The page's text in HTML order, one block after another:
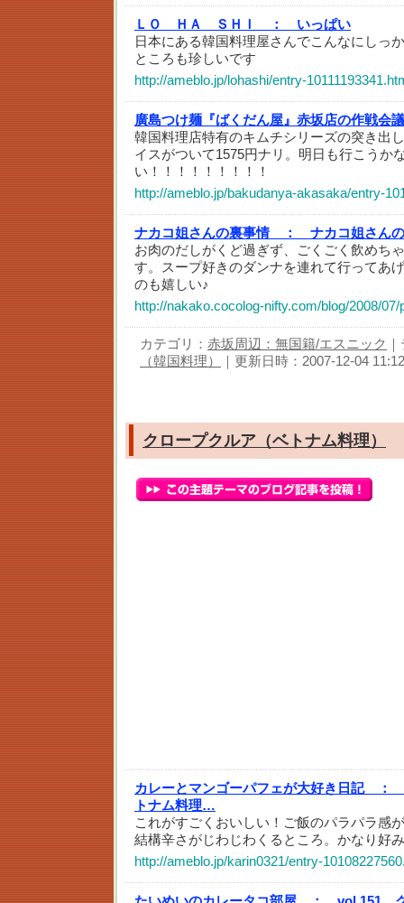
ＬＯ ＨＡ ＳＨＩ ：
いっぱい
日本にある韓国料理屋さんでこんなにしっ
ところも珍しいです
http://ameblo.jp/lohashi/entry-
廣島つけ麺『ばくだん屋』赤坂店の作戦会
韓国料理店特有のキムチシリーズの突き出
イスがついて1575円ナリ。明日も行こうか
い！！！！！！！！！
http://ameblo.jp/bakudanya-akasaka/entry-
ナカコ姐さんの裏事情 ：
ナカコ姐さん
お肉のだしがくど過ぎず、ごくごく飲めち
す。スープ好きのダンナを連れて行ってあ
のも嬉しい♪
http://nakako.cocolog-nifty.com/blog/2008/
カテゴリ： 赤坂周辺：無国籍/エスニック
（韓国料理）
｜更新日時：2007-12-04
クロープクルア（ベトナム料理）
カレーとマンゴーパフェが大好き日記 ：
トナム料理…
これがすごくおいしい！ご飯のパラパラ感
結構辛さがじわじわくるところ。かなり好
http://ameblo.jp/karin0321/entry-